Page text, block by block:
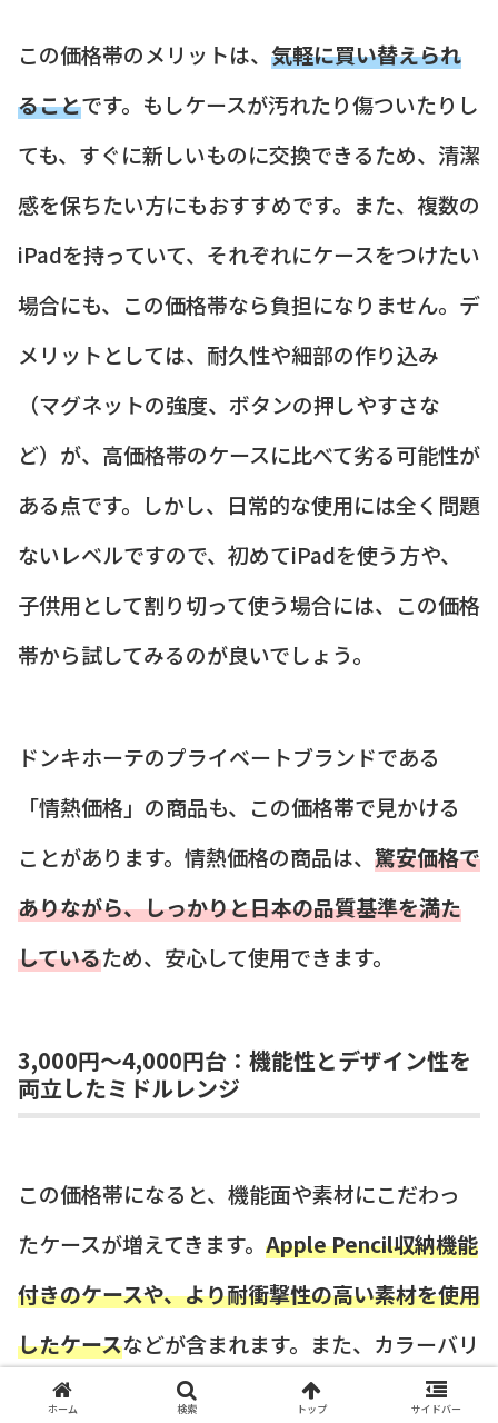
この価格帯のメリットは、 気軽に買い替えられ
ることです。もしケースが汚れたり傷ついたりし
ても、すぐに新しいものに交換できるため、清潔
感を保ちたい方にもおすすめです。また、複数の
iPadを持っていて、それぞれにケースをつけたい
場合にも、この価格帯なら負担になりません。デ
メリットとしては、耐久性や細部の作り込み
（マグネットの強度、ボタンの押しやすさな
ど）が、高価格帯のケースに比べて劣る可能性が
ある点です。しかし、日常的な使用には全く問題
ないレベルですので、初めてiPadを使う方や、
子供用として割り切って使う場合には、この価格
帯から試してみるのが良いでしょう。
ドンキホーテのプライベートブランドである
「情熱価格」の商品も、この価格帯で見かける
ことがあります。情熱価格の商品は、 驚安価格で
ありながら、しっかりと日本の品質基準を満た
しているため、安心して使用できます。
3,000円〜4,000円台：機能性とデザイン性を
両立したミドルレンジ
この価格帯になると、機能面や素材にこだわっ
たケースが増えてきます。 Apple Pencil収納機能
付きのケースや、より耐衝撃性の高い素材を使用
したケースなどが含まれます。また、カラーバリ
エーションも増え、よりファッション性の高い
ホーム 検索 トップ サイドバー